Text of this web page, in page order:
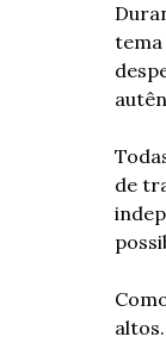
tema
de